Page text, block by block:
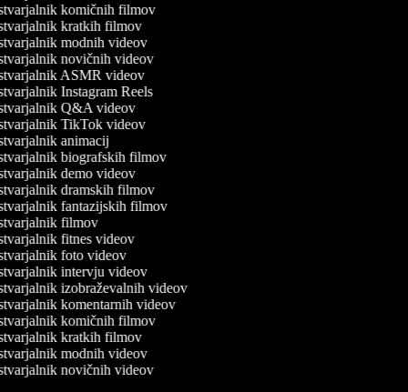
komičnih filmov
kratkih filmov
modnih videov
novičnih videov
ASMR videov
Instagram Reels
Q&A videov
TikTok videov
animacij
biografskih filmov
demo videov
dramskih filmov
fantazijskih filmov
filmov
fitnes videov
foto videov
intervju videov
izobraževalnih videov
komentarnih videov
komičnih filmov
kratkih filmov
modnih videov
novičnih videov